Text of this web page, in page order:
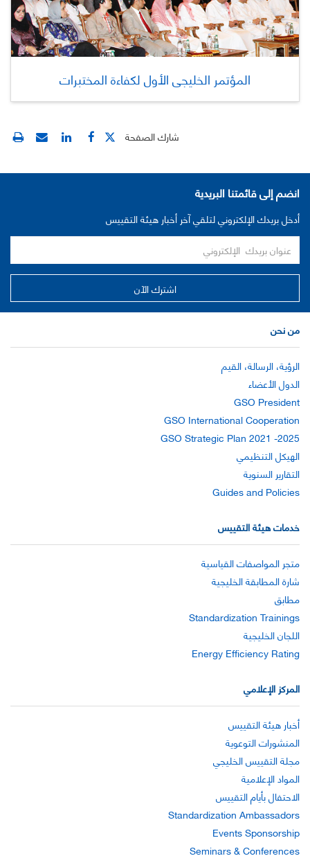
المؤتمر الخليجي الأول لكفاءة المختبرات
شارك الصفحة
انضم إلى قائمتنا البريدية
أدخل بريدك الإلكتروني لتلقي آخر أخبار هيئة التقييس
من نحن
الرؤية، الرسالة، القيم
الدول الأعضاء
GSO President
GSO International Cooperation
GSO Strategic Plan 2021 -2025
الهيكل التنظيمي
التقارير السنوية
Guides and Policies
خدمات هيئة التقييس
متجر المواصفات القياسية
شارة المطابقة الخليجية
مطابق
Standardization Trainings
اللجان الخليجية
Energy Efficiency Rating
المركز الإعلامي
أخبار هيئة التقييس
المنشورات التوعوية
مجلة التقييس الخليجي
المواد الإعلامية
الاحتفال بأيام التقييس
Standardization Ambassadors
Events Sponsorship
Seminars & Conferences